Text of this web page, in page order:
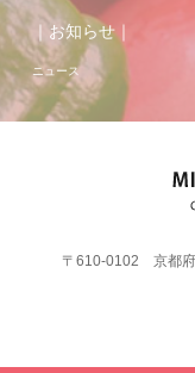
｜お知らせ｜
ニュース
〒610-0102 京都